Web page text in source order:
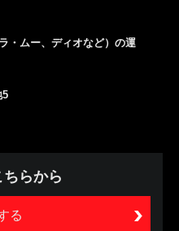
・ムー、ディオなど）の運
5
ちらから
る